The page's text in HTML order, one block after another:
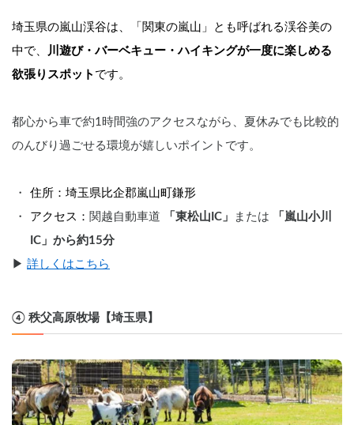
埼玉県の嵐山渓谷は、「関東の嵐山」とも呼ばれる渓谷美の
中で、
川遊び・バーベキュー・ハイキングが一度に楽しめる
欲張りスポット です。
都心から車で約1時間強のアクセスながら、夏休みでも比較的
のんびり過ごせる環境が嬉しいポイントです。
住所：埼玉県比企郡嵐山町鎌形
アクセス： 関越自動車道 「東松山IC」 または
「嵐山小川
IC」から約15分
▶︎ 詳しくはこちら
④ 秩父高原牧場【埼玉県】